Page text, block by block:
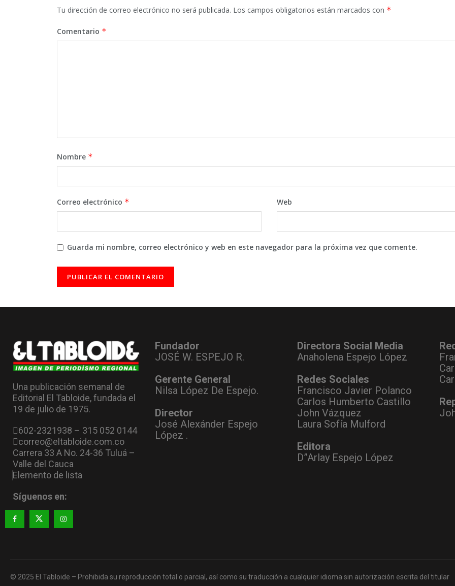
Tu dirección de correo electrónico no será publicada. Los campos obligatorios están marcados con *
Comentario *
Nombre *
Correo electrónico * Web
Guarda mi nombre, correo electrónico y web en este navegador para la próxima vez que comente.
Una publicación semanal de
Editorial El Tabloide, fundada el
19 de julio de 1975.
602-2321938 – 315 052 0144
correo@eltabloide.com.co
Carrera 33 A No. 24-36 Tuluá –
Valle del Cauca
Elemento de lista
Síguenos en:
Fundador
JOSÉ W. ESPEJO R.
Gerente General
Nilsa López De Espejo.
Director
José Alexánder Espejo
López .
Directora Social Media
Anaholena Espejo López
Redes Sociales
Francisco Javier Polanco
Carlos Humberto Castillo
John Vázquez
Laura Sofía Mulford
Editora
D”Arlay Espejo López
© 2025 El Tabloide – Prohibida su reproducción total o parcial, así como su traducción a cualquier idioma sin autorización escrita del titular